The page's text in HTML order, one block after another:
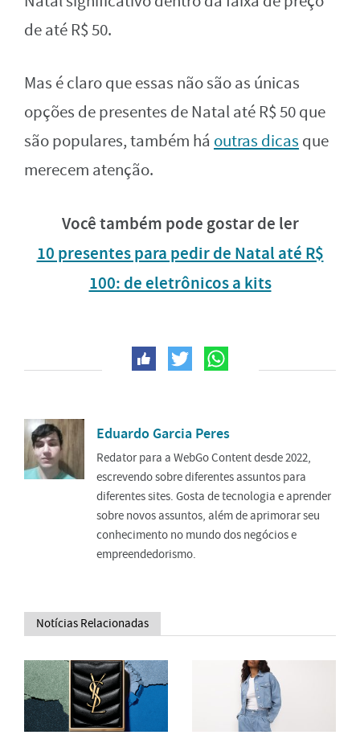
de até R$ 50.
Mas é claro que essas não são as únicas
opções de presentes de Natal até R$ 50 que
são populares, também há outras dicas que
merecem atenção.
Você também pode gostar de ler
10 presentes para pedir de Natal até R$
100: de eletrônicos a kits
Eduardo Garcia Peres
Redator para a WebGo Content desde 2022,
escrevendo sobre diferentes assuntos para
diferentes sites. Gosta de tecnologia e aprender
sobre novos assuntos, além de aprimorar seu
conhecimento no mundo dos negócios e
empreendedorismo.
Notícias Relacionadas